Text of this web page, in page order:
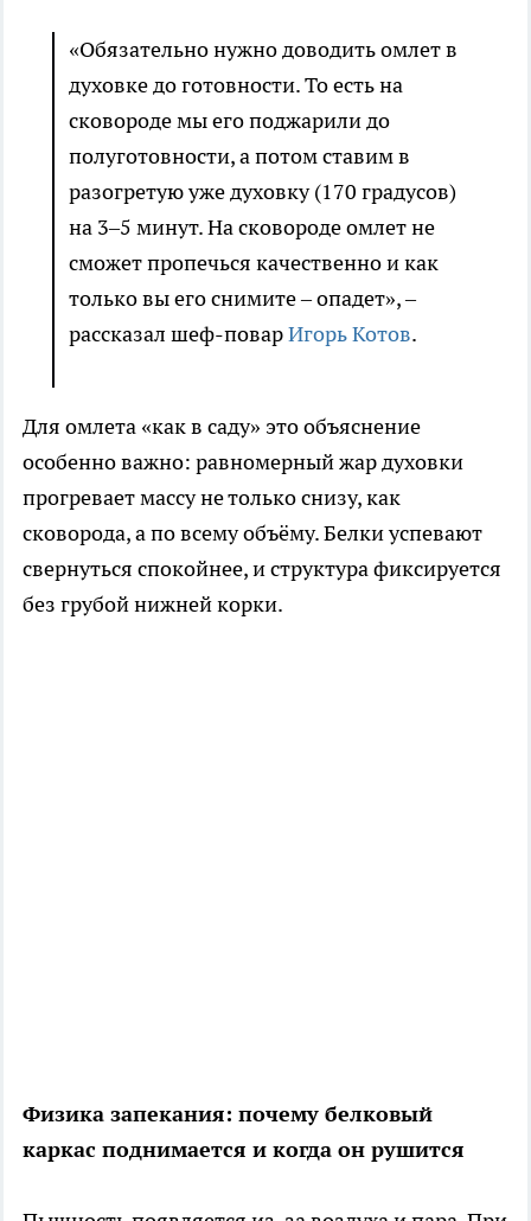
«Обязательно нужно доводить омлет в
духовке до готовности. То есть на
сковороде мы его поджарили до
полуготовности, а потом ставим в
разогретую уже духовку (170 градусов)
на 3–5 минут. На сковороде омлет не
сможет пропечься качественно и как
только вы его снимите – опадет», –
рассказал шеф-поварИгорь Котов.
Для омлета «как в саду» это объяснение
особенно важно: равномерный жар духовки
прогревает массу не только снизу, как
сковорода, а по всему объёму. Белки успевают
свернуться спокойнее, и структура фиксируется
без грубой нижней корки.
Физика запекания: почему белковый
каркас поднимается и когда он рушится